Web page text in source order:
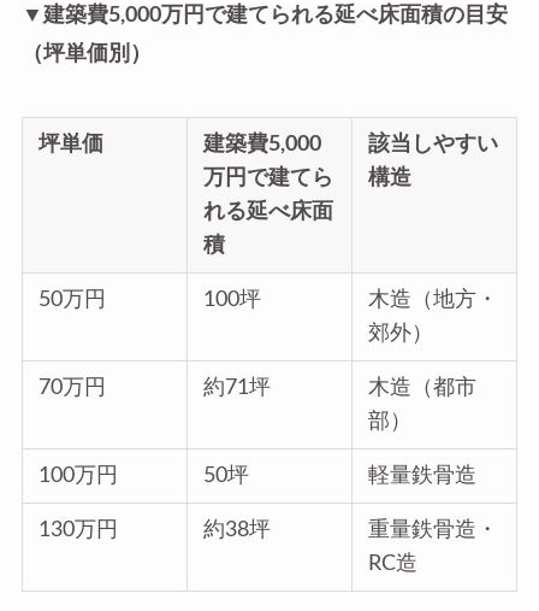
▼建築費5,000万円で建てられる延べ床面積の目安
（坪単価別）
坪単価
建築費5,000
万円で建てら
れる延べ床面
積
該当しやすい
構造
50万円 100坪
木造（地方・
郊外）
70万円 約71坪
木造（都市
部）
100万円 50坪 軽量鉄骨造
130万円 約38坪
重量鉄骨造・
RC造